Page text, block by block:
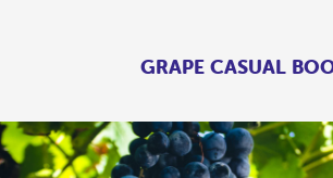
GRAPE CASUAL